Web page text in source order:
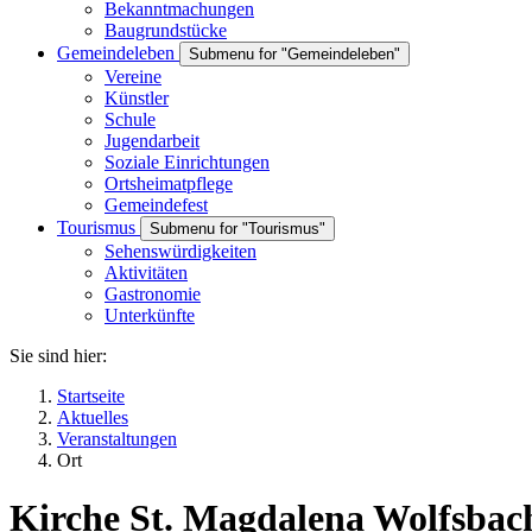
Bekanntmachungen
Baugrundstücke
Gemeindeleben
Submenu for "Gemeindeleben"
Vereine
Künstler
Schule
Jugendarbeit
Soziale Einrichtungen
Ortsheimatpflege
Gemeindefest
Tourismus
Submenu for "Tourismus"
Sehenswürdigkeiten
Aktivitäten
Gastronomie
Unterkünfte
Sie sind hier:
Startseite
Aktuelles
Veranstaltungen
Ort
Kirche St. Magdalena